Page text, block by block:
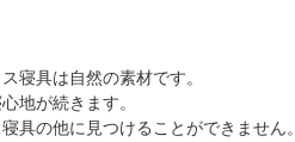
寝具は自然の素材です。
地が続きます。
具の他に見つけることができません。